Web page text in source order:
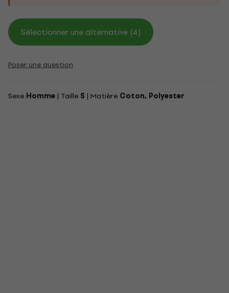
Sélectionner une alternative (4)
Poser une question
Sexe Homme | Taille S | Matière Coton, Polyester